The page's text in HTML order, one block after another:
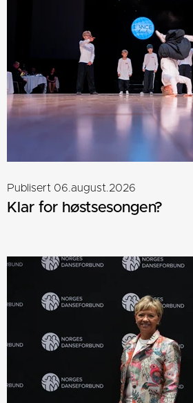
Publisert 06.august.2026
Klar for høstsesongen?